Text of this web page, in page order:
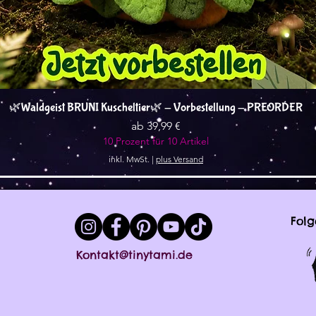
Schnellansicht
🌿Waldgeist BRUNI Kuscheltier🌿 - Vorbestellung - PREORDER
ab 39,99 €
Sale-Preis
10 Prozent für 10 Artikel
inkl. MwSt. | plus Versand
Kontakt@tinytami.de